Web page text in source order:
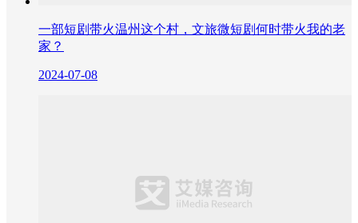
一部短剧带火温州这个村，文旅微短剧何时带火我的老
家？
2024-07-08